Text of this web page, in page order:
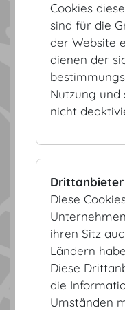
3D
Cookies
sind für die
der Website
dienen der
Nutzung und
nicht
Drittanbieter
Diese
ihren Sitz
Ländern
Diese
die
Umständen